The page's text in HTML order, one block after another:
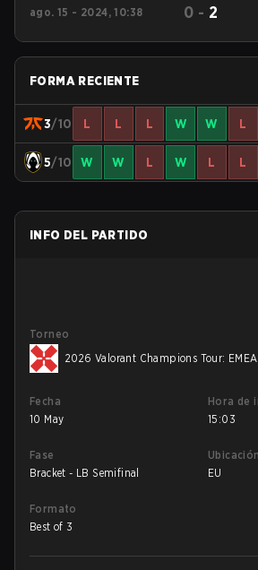
ago. 15 - 2024, 10:38 0 - 2
FORMA RECIENTE
3/10 L L L W W L
5/10 W W L W L L
INFO DEL PARTIDO
Torneo
2026 Valorant Champions Tour: EMEA
Fecha
10 May
Hora de
15:03
Fase
Bracket - LB Semifinal
Ubicación
EU
Formato
Best of 3